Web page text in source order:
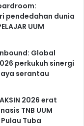
pendedahan dunia
UUM
Global
perkukuh sinergi
serantau
2026 erat
TNB UUM
Tuba